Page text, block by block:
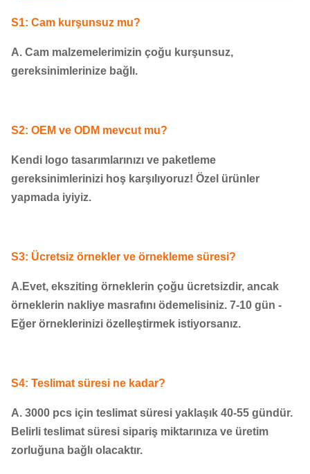
S1: Cam kurşunsuz mu?
A. Cam malzemelerimizin çoğu kurşunsuz,
gereksinimlerinize bağlı.
S2: OEM ve ODM mevcut mu?
Kendi logo tasarımlarınızı ve paketleme
gereksinimlerinizi hoş karşılıyoruz! Özel ürünler
yapmada iyiyiz.
S3: Ücretsiz örnekler ve örnekleme süresi?
A.Evet, eksziting örneklerin çoğu ücretsizdir, ancak
örneklerin nakliye masrafını ödemelisiniz. 7-10 gün -
Eğer örneklerinizi özelleştirmek istiyorsanız.
S4: Teslimat süresi ne kadar?
A. 3000 pcs için teslimat süresi yaklaşık 40-55 gündür.
Belirli teslimat süresi sipariş miktarınıza ve üretim
zorluğuna bağlı olacaktır.